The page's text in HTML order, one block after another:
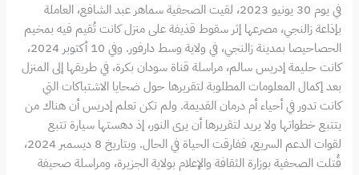
في يوم 30 يونيو 2023، لقيت الصحفية سماهر عبد الشافع، العاملة
بإذاعة زالنجي، مصرعها إثر سقوط قذيفة على منزل كانت تُقيم فيه بمخيم
الحصاحيصا بمدينة زالنجي، في ولاية وسط دارفور. وفي 10 أكتوبر 2024،
كانت حليمة إدريس سالم، مراسلة قناة سودان بكرة، في طريقها إلى المنزل
بعد إكمال المعلومات المطلوبة لتقريرها حول ضحايا الاشتباكات التي
كانت تدور في أحياء أم درمان القديمة. ولم تكن تعلم إدريس أن هناك من
يتتبع خطواتها ولا يريد لتقريرها أن يرى النور، إذ دهستها سيارة تتبع
لقوات الدعم السريع، ففارقت الحياة في الحال. وبتاريخ 8 ديسمبر 2024،
قُتلت الصحفية بوزارة الثقافة والإعلام بولاية الجزيرة، ومراسلة صحيفة